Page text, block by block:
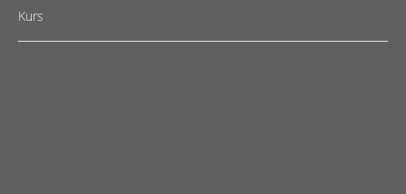
Kurs